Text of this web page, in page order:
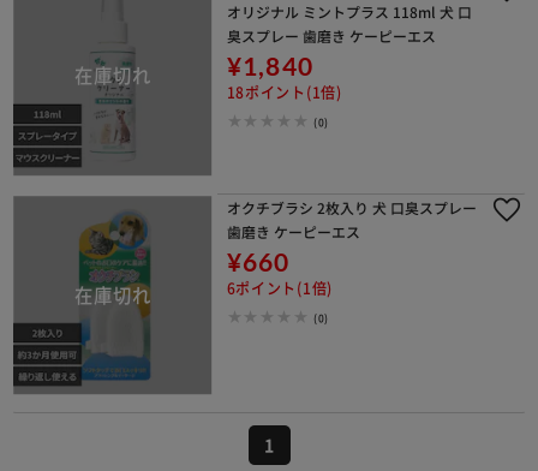
オリジナル ミントプラス 118ml 犬 口
臭スプレー 歯磨き ケーピーエス
¥1,840
18ポイント(1倍)
(0)
オクチブラシ 2枚入り 犬 口臭スプレー
歯磨き ケーピーエス
¥660
6ポイント(1倍)
(0)
1